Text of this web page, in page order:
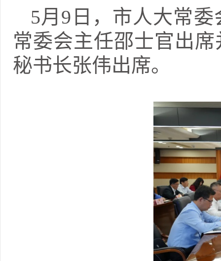
5月9日，市人大常
常委会主任邵士官出
秘书长张伟出席。